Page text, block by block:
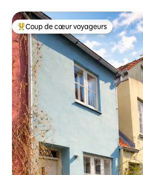
Coups de cœur voyageurs les plus
Coup de cœur voyageurs